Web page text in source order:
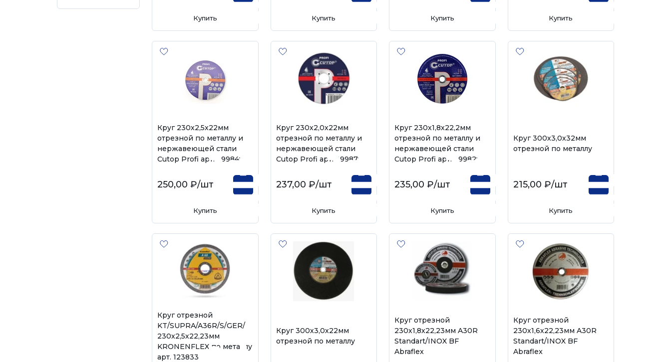
Купить Купить Купить Купить
Круг 230х2,5х22мм
отрезной по металлу и
нержавеющей стали
Cutop Profi арт. 39984т
250,00 ₽/шт
Купить
Круг 230х2,0х22мм
отрезной по металлу и
нержавеющей стали
Cutop Profi арт. 39987т
237,00 ₽/шт
Купить
Круг 230х1,8х22,2мм
отрезной по металлу и
нержавеющей стали
Cutop Profi арт. 39982т
235,00 ₽/шт
Купить
Круг 300х3,0х32мм
отрезной по металлу
215,00 ₽/шт
Купить
Круг отрезной
KT/SUPRA/A36R/S/GER/
230х2,5х22,23мм
KRONENFLEX по металлу
арт. 123833
Круг 300х3,0х22мм
отрезной по металлу
Круг отрезной
230х1,8х22,23мм A30R
Standart/INOX BF
Abraflex
Круг отрезной
230х1,6х22,23мм A30R
Standart/INOX BF
Abraflex